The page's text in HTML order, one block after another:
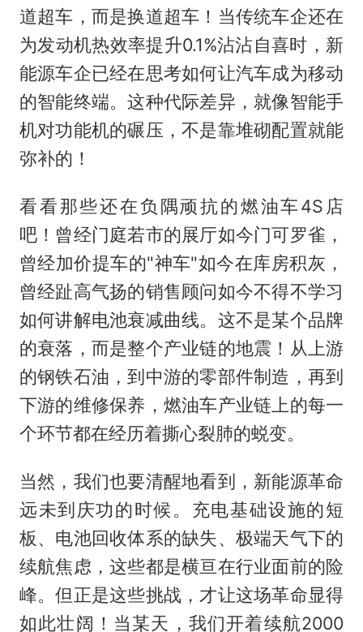
道超车，而是换道超车！当传统车企还在
为发动机热效率提升0.1%沾沾自喜时，新
能源车企已经在思考如何让汽车成为移动
的智能终端。这种代际差异，就像智能手
机对功能机的碾压，不是靠堆砌配置就能
弥补的！
看看那些还在负隅顽抗的燃油车4S店
吧！曾经门庭若市的展厅如今门可罗雀，
曾经加价提车的"神车"如今在库房积灰，
曾经趾高气扬的销售顾问如今不得不学习
如何讲解电池衰减曲线。这不是某个品牌
的衰落，而是整个产业链的地震！从上游
的钢铁石油，到中游的零部件制造，再到
下游的维修保养，燃油车产业链上的每一
个环节都在经历着撕心裂肺的蜕变。
当然，我们也要清醒地看到，新能源革命
远未到庆功的时候。充电基础设施的短
板、电池回收体系的缺失、极端天气下的
续航焦虑，这些都是横亘在行业面前的险
峰。但正是这些挑战，才让这场革命显得
如此壮阔！当某天，我们开着续航2000